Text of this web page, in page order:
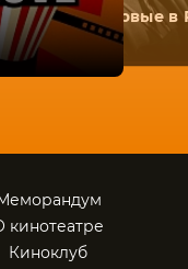
Первые в
кинотеатре
Киноклуб